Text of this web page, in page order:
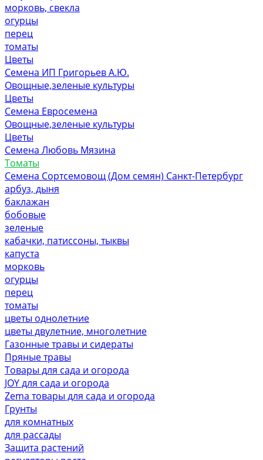
морковь, свекла
огурцы
перец
томаты
Цветы
Семена ИП Григорьев А.Ю.
Овощные,зеленые культуры
Цветы
Семена Евросемена
Овощные,зеленые культуры
Цветы
Семена Любовь Мязина
Томаты
Семена Сортсемовощ (Дом семян) Санкт-Петербург
арбуз, дыня
баклажан
бобовые
зеленые
кабачки, патиссоны, тыквы
капуста
морковь
огурцы
перец
томаты
цветы однолетние
цветы двулетние, многолетние
Газонные травы и сидераты
Пряные травы
Товары для сада и огорода
JOY для сада и огорода
Zema товары для сада и огорода
Грунты
для комнатных
для рассады
Защита растений